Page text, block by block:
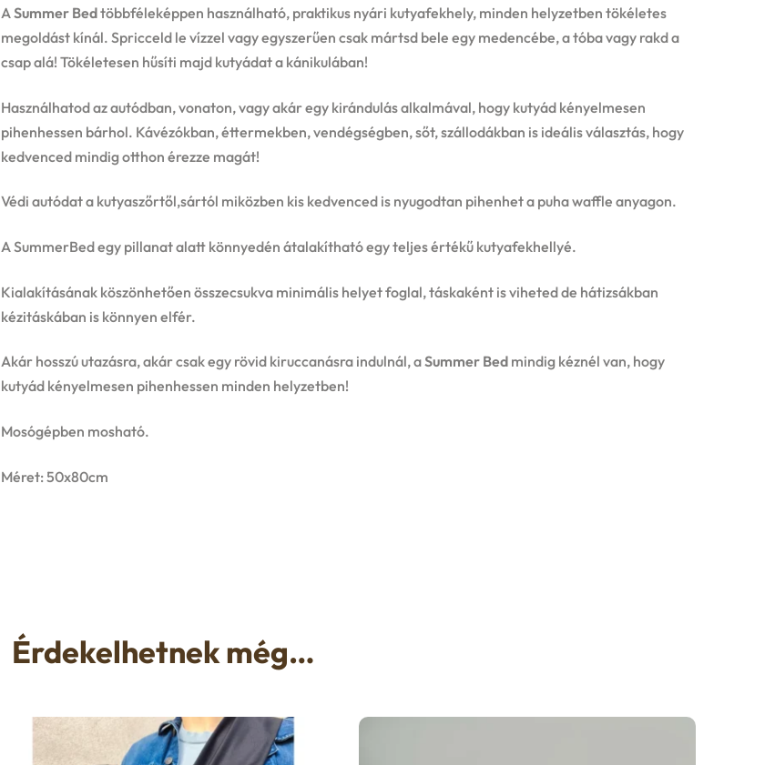
ASummer Bedtöbbféleképpen használható, praktikus nyári kutyafekhely, minden helyzetben tökéletes
megoldást kínál. Spricceld le vízzel vagy egyszerűen csak mártsd bele egy medencébe, a tóba vagy rakd a
csap alá! Tökéletesen hűsíti majd kutyádat a kánikulában!
Használhatod az autódban, vonaton, vagy akár egy kirándulás alkalmával, hogy kutyád kényelmesen
pihenhessen bárhol. Kávézókban, éttermekben, vendégségben, sőt, szállodákban is ideális választás, hogy
kedvenced mindig otthon érezze magát!
Védi autódat a kutyaszőrtől,sártól miközben kis kedvenced is nyugodtan pihenhet a puha waffle anyagon.
A SummerBed egy pillanat alatt könnyedén átalakítható egy teljes értékű kutyafekhellyé.
Kialakításának köszönhetően összecsukva minimális helyet foglal, táskaként is viheted de hátizsákban
kézitáskában is könnyen elfér.
Akár hosszú utazásra, akár csak egy rövid kiruccanásra indulnál, aSummer Bedmindig kéznél van, hogy
kutyád kényelmesen pihenhessen minden helyzetben!
Mosógépben mosható.
Méret: 50x80cm
Érdekelhetnek még…